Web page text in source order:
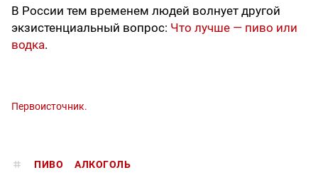
В России тем временем людей волнует другой
экзистенциальный вопрос: Что лучше — пиво или
водка.
Первоисточник.
ПИВО АЛКОГОЛЬ